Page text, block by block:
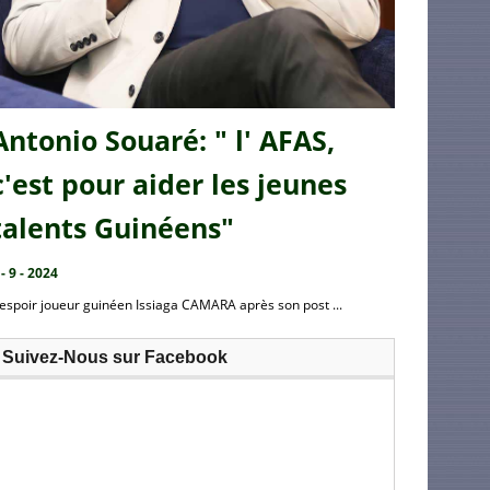
Souaré: " l' AFAS,
pour aider les jeunes
Guinéens"
9 - 2024
joueur guinéen Issiaga CAMARA après son post ...
Suivez-Nous sur Facebook